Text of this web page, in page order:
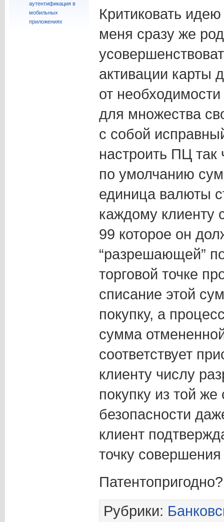
аутентификация в
мобильных
приложениях
Критиковать
меня сразу же
активации карты
от
для множества
с собой
настроить ПЦ
по умолчанию
единица валюты
каждому клиенту
99 которое он
“разрешающей”
торговой точке
списание этой
покупку, а
сумма
соответствует
клиенту числу
покупку из той
безопасности
клиент
точку
Рубрики: